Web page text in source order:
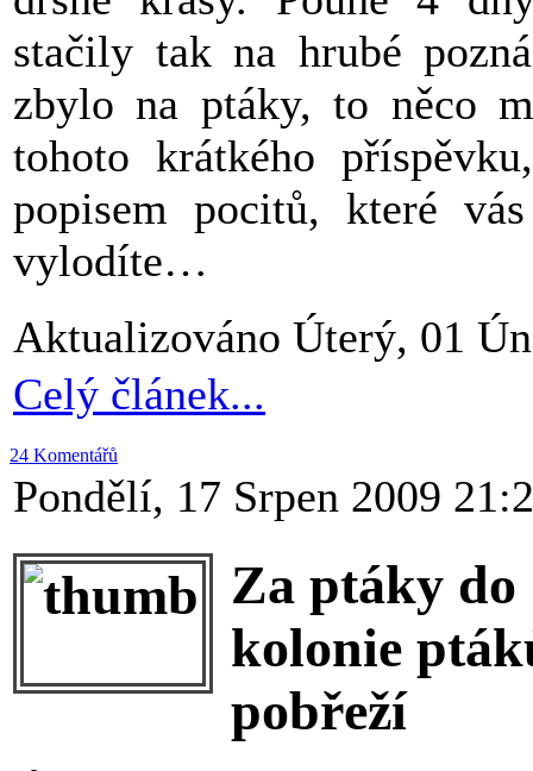
stačily tak na hrubé
zbylo na ptáky, to něco
tohoto krátkého
popisem pocitů, které
vylodíte…
Aktualizováno Úterý, 01
Celý článek...
24 Komentářů
Pondělí, 17 Srpen 2009
Za ptáky do
kolonie
pobřeží